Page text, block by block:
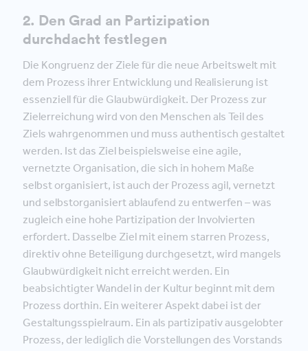
2. Den Grad an Partizipation
durchdacht festlegen
Die Kongruenz der Ziele für die neue Arbeitswelt mit
dem Prozess ihrer Entwicklung und Realisierung ist
essenziell für die Glaubwürdigkeit. Der Prozess zur
Zielerreichung wird von den Menschen als Teil des
Ziels wahrgenommen und muss authentisch gestaltet
werden. Ist das Ziel beispielsweise eine agile,
vernetzte Organisation, die sich in hohem Maße
selbst organisiert, ist auch der Prozess agil, vernetzt
und selbstorganisiert ablaufend zu entwerfen – was
zugleich eine hohe Partizipation der Involvierten
erfordert. Dasselbe Ziel mit einem starren Prozess,
direktiv ohne Beteiligung durchgesetzt, wird mangels
Glaubwürdigkeit nicht erreicht werden. Ein
beabsichtigter Wandel in der Kultur beginnt mit dem
Prozess dorthin. Ein weiterer Aspekt dabei ist der
Gestaltungsspielraum. Ein als partizipativ ausgelobter
Prozess, der lediglich die Vorstellungen des Vorstands